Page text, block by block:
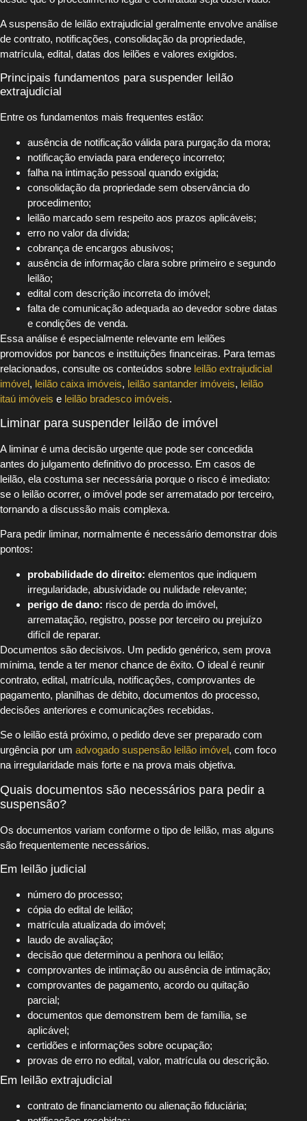
A suspensão de leilão extrajudicial geralmente envolve análise
de contrato, notificações, consolidação da propriedade,
matrícula, edital, datas dos leilões e valores exigidos.
Principais fundamentos para suspender leilão
extrajudicial
Entre os fundamentos mais frequentes estão:
ausência de notificação válida para purgação da mora;
notificação enviada para endereço incorreto;
falha na intimação pessoal quando exigida;
consolidação da propriedade sem observância do
procedimento;
leilão marcado sem respeito aos prazos aplicáveis;
erro no valor da dívida;
cobrança de encargos abusivos;
ausência de informação clara sobre primeiro e segundo
leilão;
edital com descrição incorreta do imóvel;
falta de comunicação adequada ao devedor sobre datas
e condições de venda.
Essa análise é especialmente relevante em leilões
promovidos por bancos e instituições financeiras. Para temas
relacionados, consulte os conteúdos sobre leilão extrajudicial
imóvel, leilão caixa imóveis, leilão santander imóveis, leilão
itaú imóveis e leilão bradesco imóveis.
Liminar para suspender leilão de imóvel
A liminar é uma decisão urgente que pode ser concedida
antes do julgamento definitivo do processo. Em casos de
leilão, ela costuma ser necessária porque o risco é imediato:
se o leilão ocorrer, o imóvel pode ser arrematado por terceiro,
tornando a discussão mais complexa.
Para pedir liminar, normalmente é necessário demonstrar dois
pontos:
probabilidade do direito: elementos que indiquem
irregularidade, abusividade ou nulidade relevante;
perigo de dano: risco de perda do imóvel,
arrematação, registro, posse por terceiro ou prejuízo
difícil de reparar.
Documentos são decisivos. Um pedido genérico, sem prova
mínima, tende a ter menor chance de êxito. O ideal é reunir
contrato, edital, matrícula, notificações, comprovantes de
pagamento, planilhas de débito, documentos do processo,
decisões anteriores e comunicações recebidas.
Se o leilão está próximo, o pedido deve ser preparado com
urgência por um advogado suspensão leilão imóvel, com foco
na irregularidade mais forte e na prova mais objetiva.
Quais documentos são necessários para pedir a
suspensão?
Os documentos variam conforme o tipo de leilão, mas alguns
são frequentemente necessários.
Em leilão judicial
número do processo;
cópia do edital de leilão;
matrícula atualizada do imóvel;
laudo de avaliação;
decisão que determinou a penhora ou leilão;
comprovantes de intimação ou ausência de intimação;
comprovantes de pagamento, acordo ou quitação
parcial;
documentos que demonstrem bem de família, se
aplicável;
certidões e informações sobre ocupação;
provas de erro no edital, valor, matrícula ou descrição.
Em leilão extrajudicial
contrato de financiamento ou alienação fiduciária;